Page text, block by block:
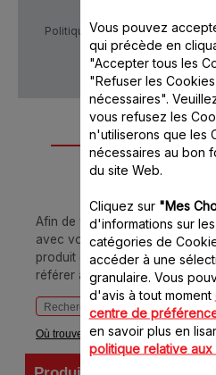
Politique de confidentialité
Conçu
Afin de vous assurer que cet
avec votre appareil, veuillez
produit dans la barre de
référer au tableau
Où trouver votre référence ?
Vous pouvez
qui précède en
"Accepter tous les
"Refuser les
nécessaires".
vous refusez les
n'utiliserons que les
nécessaires au bon
du site Web.
Cliquez sur "Mes
d'informations sur
catégories de
accéder à une
granulaire. Vous
d'avis à tout moment
centre de
en savoir plus en
politique relative